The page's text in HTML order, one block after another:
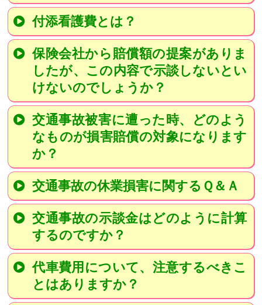
付添看護費とは？
保険会社から賠償額の提案がありま
したが、この内容で示談しないとい
けないのでしょうか？
交通事故被害に遭った時、どのよう
なものが損害賠償の対象になります
か？
交通事故の休業損害に関するＱ＆Ａ
交通事故の示談金はどのように計算
するのですか？
代車費用について、注意するべきこ
とはありますか？